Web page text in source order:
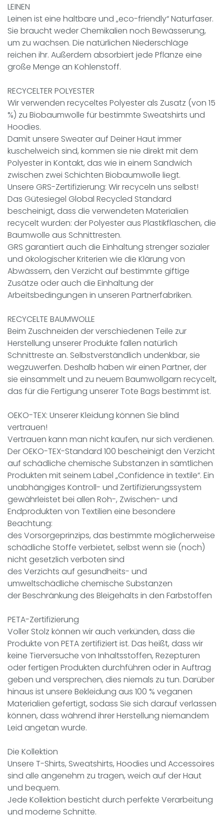
LEINEN
Leinen ist eine haltbare und „eco-friendly“ Naturfaser.
Sie braucht weder Chemikalien noch Bewässerung,
um zu wachsen. Die natürlichen Niederschläge
reichen ihr. Außerdem absorbiert jede Pflanze eine
große Menge an Kohlenstoff.
RECYCELTER POLYESTER
Wir verwenden recyceltes Polyester als Zusatz (von 15
%) zu Biobaumwolle für bestimmte Sweatshirts und
Hoodies.
Damit unsere Sweater auf Deiner Haut immer
kuschelweich sind, kommen sie nie direkt mit dem
Polyester in Kontakt, das wie in einem Sandwich
zwischen zwei Schichten Biobaumwolle liegt.
Unsere GRS-Zertifizierung: Wir recyceln uns selbst!
Das Gütesiegel Global Recycled Standard
bescheinigt, dass die verwendeten Materialien
recycelt wurden: der Polyester aus Plastikflaschen, die
Baumwolle aus Schnittresten.
GRS garantiert auch die Einhaltung strenger sozialer
und ökologischer Kriterien wie die Klärung von
Abwässern, den Verzicht auf bestimmte giftige
Zusätze oder auch die Einhaltung der
Arbeitsbedingungen in unseren Partnerfabriken.
RECYCELTE BAUMWOLLE
Beim Zuschneiden der verschiedenen Teile zur
Herstellung unserer Produkte fallen natürlich
Schnittreste an. Selbstverständlich undenkbar, sie
wegzuwerfen. Deshalb haben wir einen Partner, der
sie einsammelt und zu neuem Baumwollgarn recycelt,
das für die Fertigung unserer Tote Bags bestimmt ist.
OEKO-TEX: Unserer Kleidung können Sie blind
vertrauen!
Vertrauen kann man nicht kaufen, nur sich verdienen.
Der OEKO-TEX-Standard 100 bescheinigt den Verzicht
auf schädliche chemische Substanzen in sämtlichen
Produkten mit seinem Label „Confidence in textile“. Ein
unabhängiges Kontroll- und Zertifizierungssystem
gewährleistet bei allen Roh-, Zwischen- und
Endprodukten von Textilien eine besondere
Beachtung:
des Vorsorgeprinzips, das bestimmte möglicherweise
schädliche Stoffe verbietet, selbst wenn sie (noch)
nicht gesetzlich verboten sind
des Verzichts auf gesundheits- und
umweltschädliche chemische Substanzen
der Beschränkung des Bleigehalts in den Farbstoffen
PETA-Zertifizierung
Voller Stolz können wir auch verkünden, dass die
Produkte von PETA zertifiziert ist. Das heißt, dass wir
keine Tierversuche von Inhaltsstoffen, Rezepturen
oder fertigen Produkten durchführen oder in Auftrag
geben und versprechen, dies niemals zu tun. Darüber
hinaus ist unsere Bekleidung aus 100 % veganen
Materialien gefertigt, sodass Sie sich darauf verlassen
können, dass während ihrer Herstellung niemandem
Leid angetan wurde.
Die Kollektion
Unsere T-Shirts, Sweatshirts, Hoodies und Accessoires
sind alle angenehm zu tragen, weich auf der Haut
und bequem.
Jede Kollektion besticht durch perfekte Verarbeitung
und moderne Schnitte.